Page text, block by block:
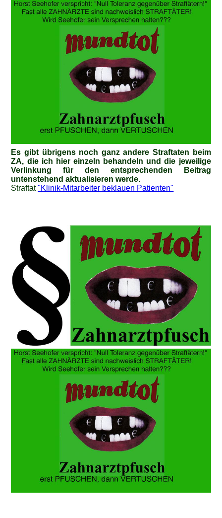
Es gibt übrigens noch ganz andere Straftaten beim
ZA, die ich hier einzeln behandeln und die jeweilige
Verlinkung für den entsprechenden Beitrag
untenstehend aktualisieren werde.
Straftat"Klinik-Mitarbeiter beklauen Patienten"